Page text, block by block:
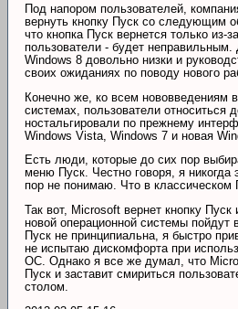
Под напором пользователей,
вернуть кнопку Пуск со следующим
что кнопка Пуск вернется только из-
пользователи - будет
Windows 8 довольно низки и
своих ожиданиях по поводу нового
Конечно же, ко всем нововведениям
системах, пользователи относиться
ностальгировали по прежнему
Windows Vista, Windows 7 и новая
Есть люди, которые до сих пор
меню Пуск. Честно говоря, я никогда
пор не понимаю. Что в классическом
Так вот, Microsoft вернет кнопку
новой операционной системы пойдут
Пуск не принципиальна, я быстро
не испытаю дискомфорта при
ОС. Однако я все же думал, что
Пуск и заставит смириться
столом.